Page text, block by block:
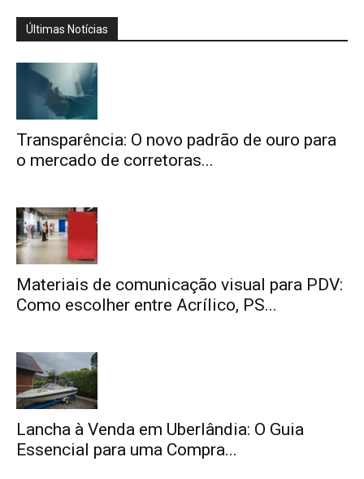
Últimas Notícias
Transparência: O novo padrão de ouro para
o mercado de corretoras...
Materiais de comunicação visual para PDV:
Como escolher entre Acrílico, PS...
Lancha à Venda em Uberlândia: O Guia
Essencial para uma Compra...